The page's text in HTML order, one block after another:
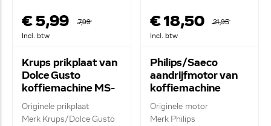
€ 5,99
7,99
Incl. btw
Krups prikplaat van
Dolce Gusto
koffiemachine MS-
622718
Originele prikplaat
Merk Krups/Dolce Gusto
€ 18,50
21,95
Incl. btw
Philips/Saeco
aandrijfmotor van
koffiemachine
11005214
Originele motor
Merk Philips